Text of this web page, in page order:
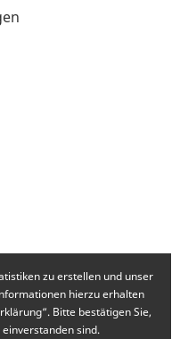
zu erstellen und unser
hierzu erhalten
Bitte bestätigen Sie,
sind.